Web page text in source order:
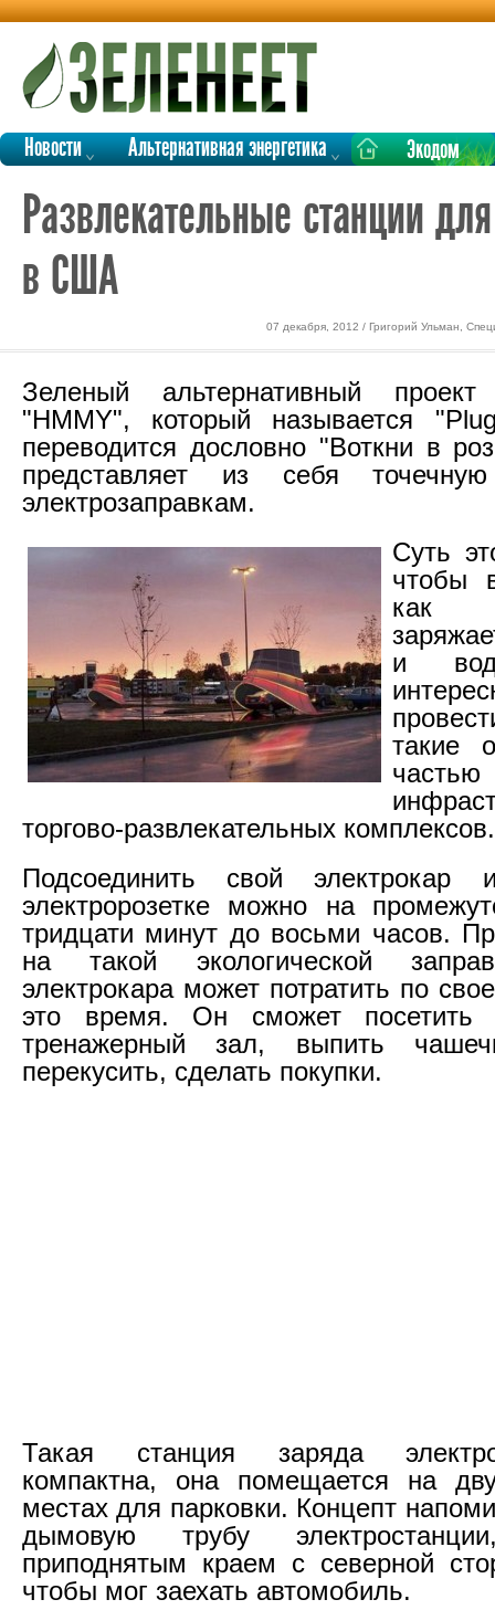
Новости Альтернативная энергетика Экодом
Развлекательные станции
в США
07 декабря, 2012 / Григорий Ульман,
Зеленый альтернативный
"HMMY", который называется
переводится дословно "Воткни в
представляет из себя точечную
электрозаправкам.
Суть
чтобы
как
и
такие
частью
торгово-развлекательных комплексов.
Подсоединить свой
электророзетке можно на
тридцати минут до восьми часов.
на такой экологической
электрокара может потратить по
это время. Он сможет посетить
тренажерный зал, выпить
перекусить, сделать покупки.
Такая станция заряда
компактна, она помещается на
местах для парковки. Концепт
дымовую трубу
приподнятым краем с северной
чтобы мог заехать автомобиль.